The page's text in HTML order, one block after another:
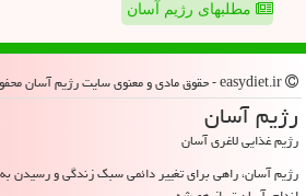
مطلبهای رژیم آسان
رژیم آسان
رژیم غذایی لاغری آسان
رژیم آسان، راهی برای تغییر دائمی سبک زندگی و رسیدن